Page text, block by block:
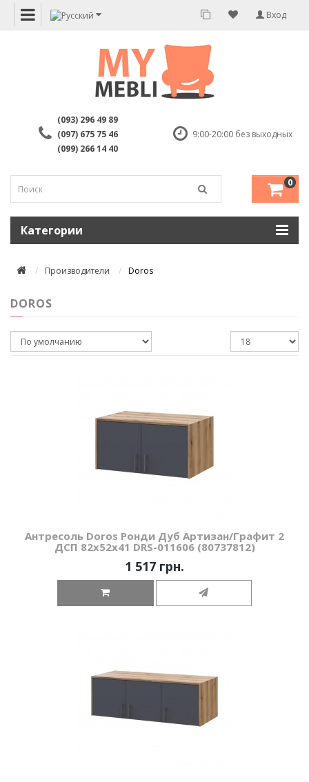
Вход
(093) 296 49 89
(097) 675 75 46
(099) 266 14 40
9:00-20:00 без выходных
0
Категории
Производители Doros
DOROS
Антресоль Doros Ронди Дуб Артизан/Графит 2
ДСП 82х52х41 DRS-011606 (80737812)
1 517 грн.